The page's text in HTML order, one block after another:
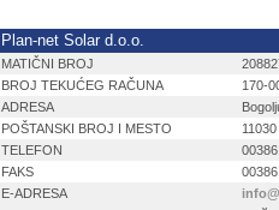
Plan-net Solar d.o.o.
MATIČNI BROJ
BROJ TEKUĆEG RAČUNA
170-
ADRESA
POŠTANSKI BROJ I MESTO
TELEFON
FAKS
E-ADRESA